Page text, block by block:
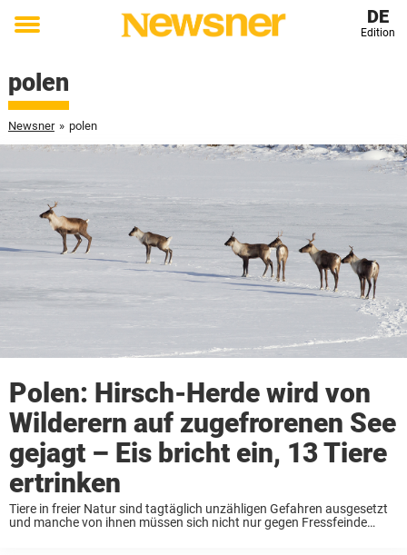
Toggle
DE
Edition
polen
Newsner » polen
Polen: Hirsch-Herde wird von
Wilderern auf zugefrorenen See
gejagt – Eis bricht ein, 13 Tiere
ertrinken
Tiere in freier Natur sind tagtäglich unzähligen Gefahren ausgesetzt
und manche von ihnen müssen sich nicht nur gegen Fressfeinde